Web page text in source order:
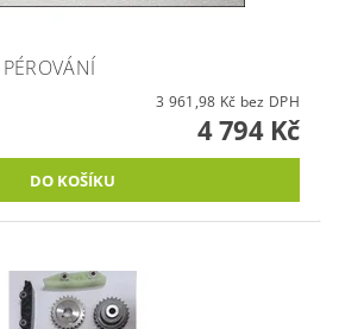
3 961,98 Kč bez DPH
4 794 Kč